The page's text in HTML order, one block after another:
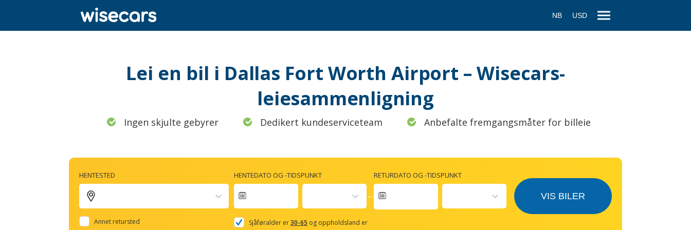
NB USD
Lei en bil i Dallas Fort Worth Airport – Wisecars-
leiesammenligning
Ingen skjulte gebyrer Dedikert kundeserviceteam Anbefalte fremgangsmåter for billeie
HENTESTED
Annet retursted
HENTEDATO OG -TIDSPUNKT
to
RETURDATO OG -TIDSPUNKT
Sjåføralder er30-65 og oppholdsland er
VIS BILER